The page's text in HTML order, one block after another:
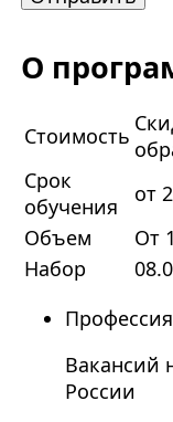
О
Стоимость
Срок
обучения
от
Объем
От
Набор
Вакансий
России